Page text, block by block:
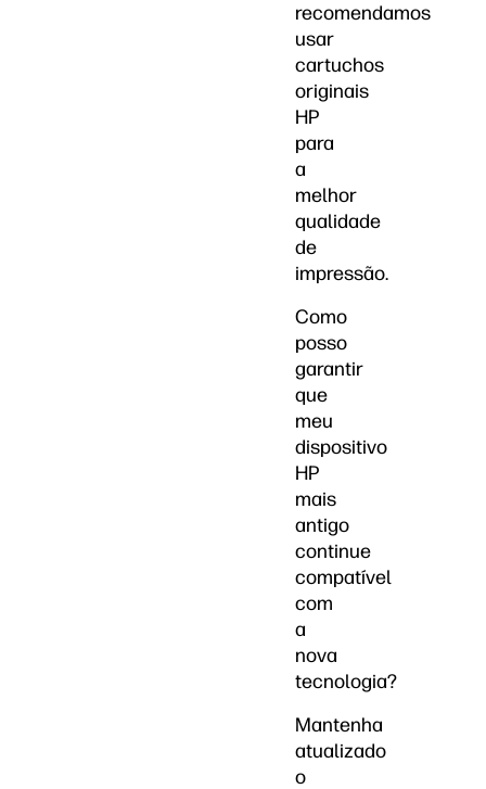
recomendamos
usar
cartuchos
originais
HP
para
a
melhor
qualidade
de
impressão.
Como
posso
garantir
que
meu
dispositivo
HP
mais
antigo
continue
compatível
com
a
nova
tecnologia?
Mantenha
atualizado
o